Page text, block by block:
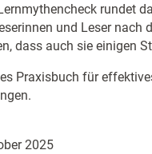
rundet
und Leser nach
dass auch sie einigen
Praxisbuch für
2025